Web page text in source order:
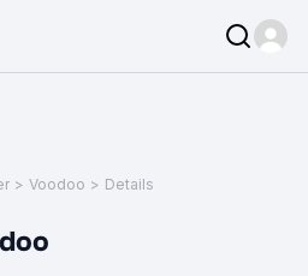
> Voodoo > Details